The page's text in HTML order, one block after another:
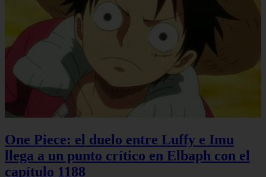
One Piece: el duelo entre Luffy e Imu
llega a un punto crítico en Elbaph con el
capítulo 1188